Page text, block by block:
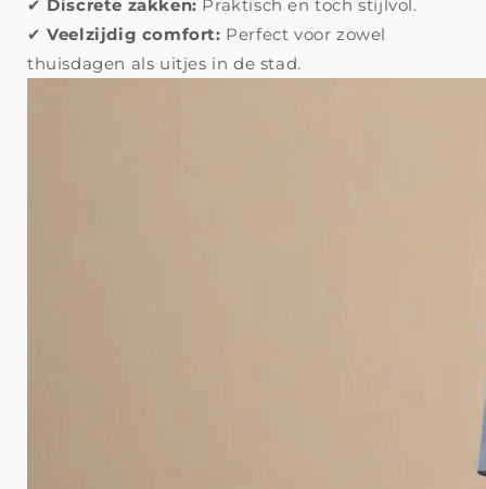
✔ Discrete zakken: Praktisch en toch stijlvol.
✔Veelzijdig comfort: Perfect voor zowel
thuisdagen als uitjes in de stad.